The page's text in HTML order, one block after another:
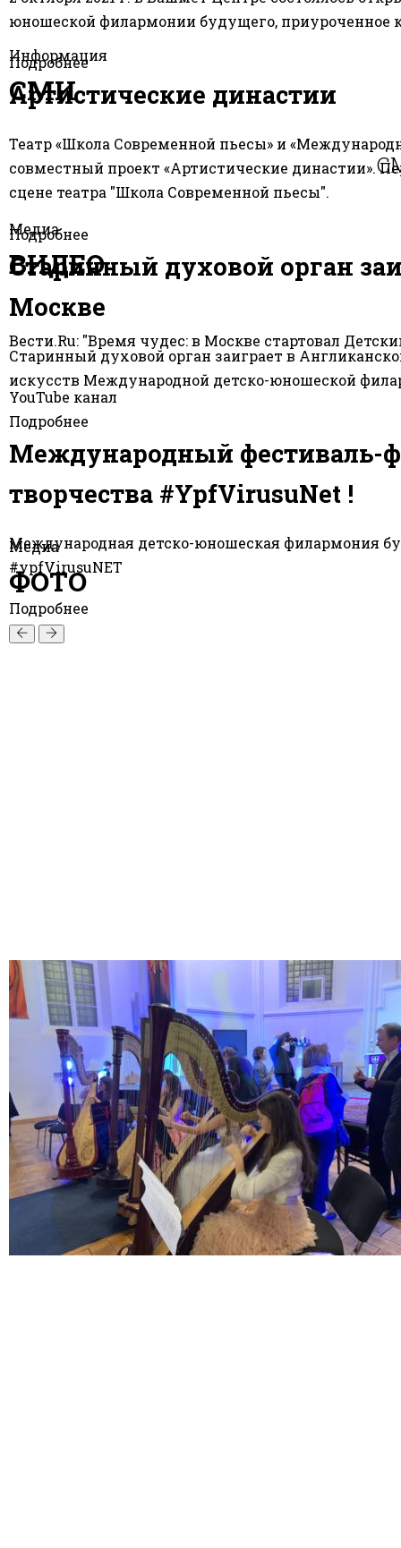
юношеской филармонии будущего,
Подробнее
Артистические династии
Театр «Школа Современной пьесы» и
совместный проект «Артистические династии».
сцене театра "Школа Современной пьесы".
Подробнее
Старинный духовой орган
Москве
Старинный духовой орган заиграет в
искусств Международной детско-юношеской
Подробнее
Международный фестиваль-
творчества #YpfVirusuNet !
Международная детско-юношеская филармония
#ypfVirusuNET
Подробнее
Информация
СМИ
Медиа
ВИДЕО
Вести.Ru: "Время чудес: в Москве стартовал
YouTube канал
Медиа
ФОТО